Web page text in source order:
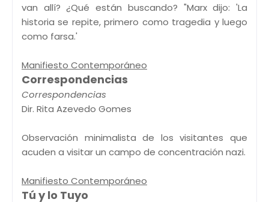
van allí? ¿Qué están buscando? "Marx dijo: 'La
historia se repite, primero como tragedia y luego
como farsa.'
Manifiesto Contemporáneo
Correspondencias
Correspondencias
Dir. Rita Azevedo Gomes
Observación minimalista de los visitantes que
acuden a visitar un campo de concentración nazi.
Manifiesto Contemporáneo
Tú y lo Tuyo